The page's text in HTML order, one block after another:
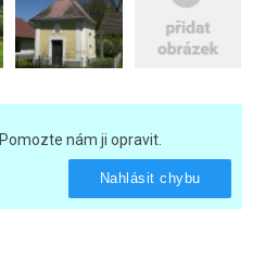
Pomozte nám ji opravit.
Nahlásit chybu